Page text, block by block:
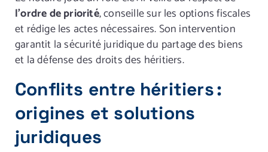
l’ordre de priorité, conseille sur les options fiscales
et rédige les actes nécessaires. Son intervention
garantit la sécurité juridique du partage des biens
et la défense des droits des héritiers.
Conflits entre héritiers :
origines et solutions
juridiques